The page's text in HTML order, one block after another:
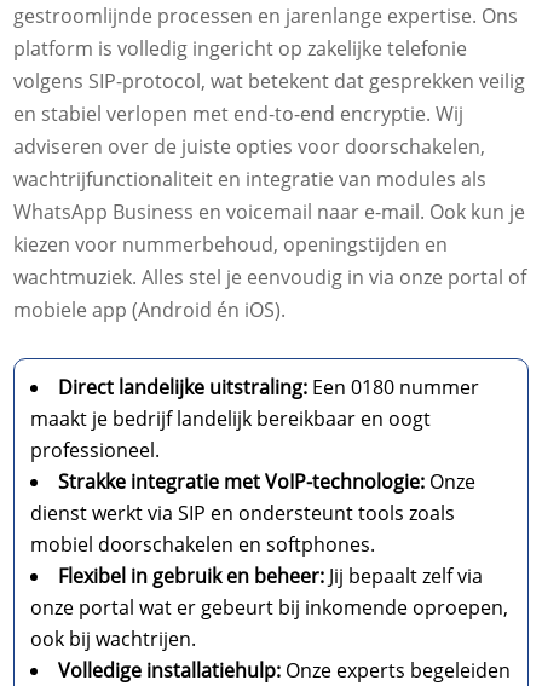
gestroomlijnde processen en jarenlange expertise. Ons
platform is volledig ingericht op zakelijke telefonie
volgens SIP-protocol, wat betekent dat gesprekken veilig
en stabiel verlopen met end-to-end encryptie. Wij
adviseren over de juiste opties voor doorschakelen,
wachtrijfunctionaliteit en integratie van modules als
WhatsApp Business en voicemail naar e-mail. Ook kun je
kiezen voor nummerbehoud, openingstijden en
wachtmuziek. Alles stel je eenvoudig in via onze portal of
mobiele app (Android én iOS).
Direct landelijke uitstraling: Een 0180 nummer
maakt je bedrijf landelijk bereikbaar en oogt
professioneel.
Strakke integratie met VoIP-technologie: Onze
dienst werkt via SIP en ondersteunt tools zoals
mobiel doorschakelen en softphones.
Flexibel in gebruik en beheer: Jij bepaalt zelf via
onze portal wat er gebeurt bij inkomende oproepen,
ook bij wachtrijen.
Volledige installatiehulp: Onze experts begeleiden